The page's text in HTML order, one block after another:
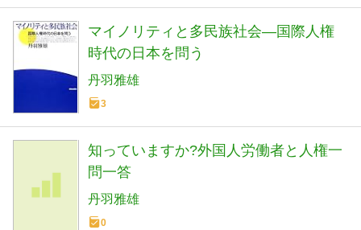
マイノリティと多民族社会―国際人権
時代の日本を問う
丹羽雅雄
3
知っていますか?外国人労働者と人権一
問一答
丹羽雅雄
0